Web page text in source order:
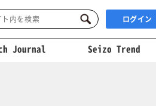
ログイン
Journal Seizo Trend